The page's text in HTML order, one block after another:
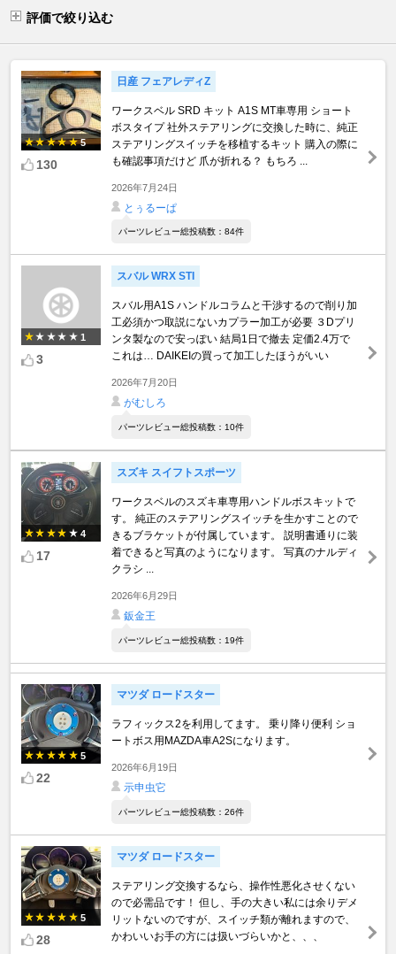
評価で絞り込む
5
130
日産 フェアレディZ
ワークスベル SRD キット A1S MT車専用 ショート
ボスタイプ 社外ステアリングに交換した時に、純正
ステアリングスイッチを移植するキット 購入の際に
も確認事項だけど 爪が折れる？ もちろ ...
2026年7月24日
とぅるーぱ
パーツレビュー総投稿数：84件
1
3
スバル WRX STI
スバル用A1S ハンドルコラムと干渉するので削り加
工必須かつ取説にないカプラー加工が必要 ３Dプリ
ンタ製なので安っぽい 結局1日で撤去 定価2.4万で
これは… DAIKEIの買って加工したほうがいい
2026年7月20日
がむしろ
パーツレビュー総投稿数：10件
4
17
スズキ スイフトスポーツ
ワークスベルのスズキ車専用ハンドルボスキットで
す。 純正のステアリングスイッチを生かすことので
きるブラケットが付属しています。 説明書通りに装
着できると写真のようになります。 写真のナルディ
クラシ ...
2026年6月29日
鈑金王
パーツレビュー総投稿数：19件
5
22
マツダ ロードスター
ラフィックス2を利用してます。 乗り降り便利 ショ
ートボス用MAZDA車A2Sになります。
2026年6月19日
示申虫它
パーツレビュー総投稿数：26件
5
28
マツダ ロードスター
ステアリング交換するなら、操作性悪化させくない
ので必需品です！ 但し、手の大きい私には余りデメ
リットないのですが、スイッチ類が離れますので、
かわいいお手の方には扱いづらいかと、、、